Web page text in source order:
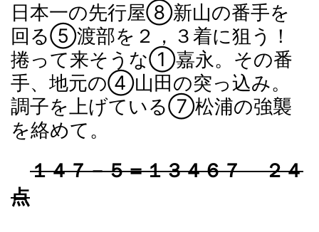
日本一の先行屋⑧新山の番手を
回る⑤渡部を２，３着に狙う！
捲って来そうな①嘉永。その番
手、地元の④山田の突っ込み。
調子を上げている⑦松浦の強襲
を絡めて。
１４７－５＝１３４６７ ２４
点